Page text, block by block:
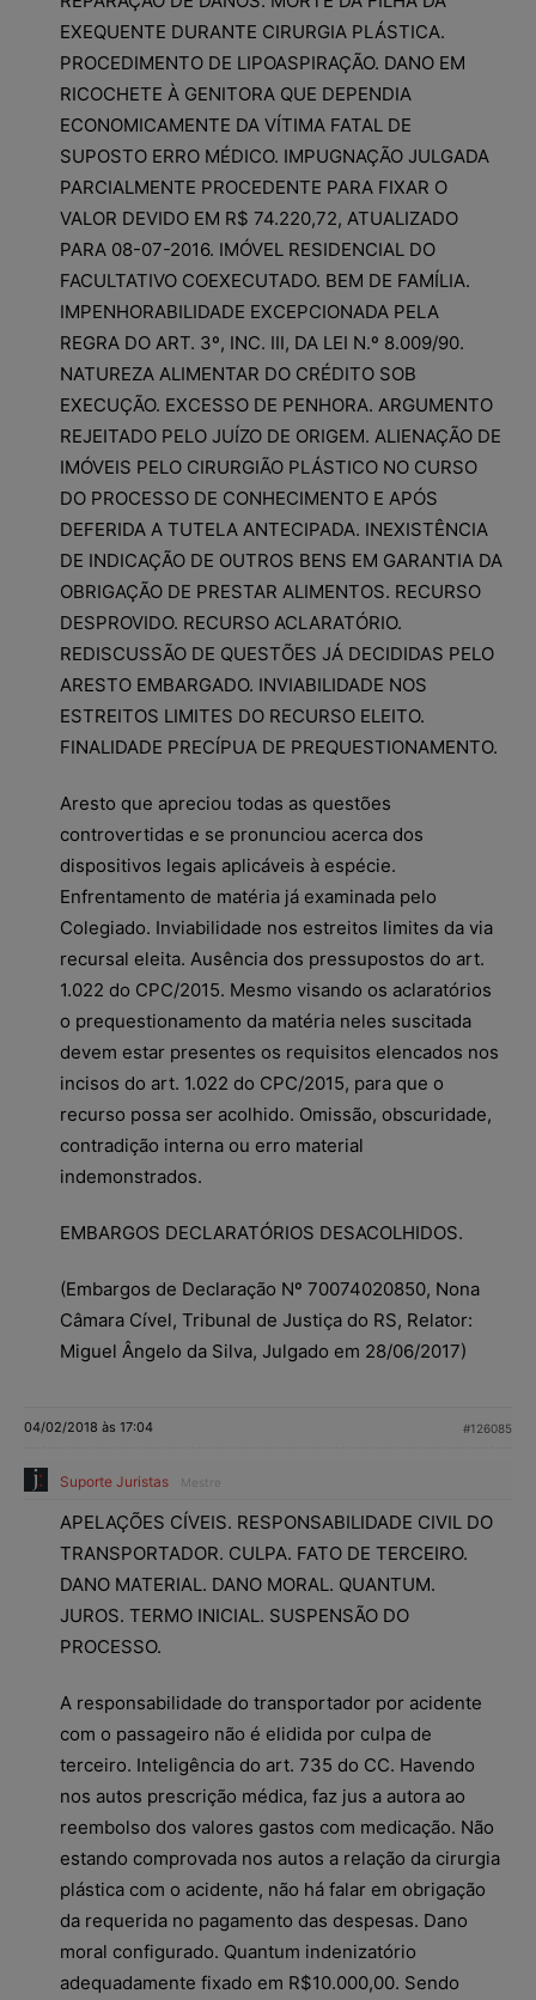
EXEQUENTE DURANTE CIRURGIA PLÁSTICA.
PROCEDIMENTO DE LIPOASPIRAÇÃO. DANO EM
RICOCHETE À GENITORA QUE DEPENDIA
ECONOMICAMENTE DA VÍTIMA FATAL DE
SUPOSTO ERRO MÉDICO. IMPUGNAÇÃO JULGADA
PARCIALMENTE PROCEDENTE PARA FIXAR O
VALOR DEVIDO EM R$ 74.220,72, ATUALIZADO
PARA 08-07-2016. IMÓVEL RESIDENCIAL DO
FACULTATIVO COEXECUTADO. BEM DE FAMÍLIA.
IMPENHORABILIDADE EXCEPCIONADA PELA
REGRA DO ART. 3º, INC. III, DA LEI N.º 8.009/90.
NATUREZA ALIMENTAR DO CRÉDITO SOB
EXECUÇÃO. EXCESSO DE PENHORA. ARGUMENTO
REJEITADO PELO JUÍZO DE ORIGEM. ALIENAÇÃO DE
IMÓVEIS PELO CIRURGIÃO PLÁSTICO NO CURSO
DO PROCESSO DE CONHECIMENTO E APÓS
DEFERIDA A TUTELA ANTECIPADA. INEXISTÊNCIA
DE INDICAÇÃO DE OUTROS BENS EM GARANTIA DA
OBRIGAÇÃO DE PRESTAR ALIMENTOS. RECURSO
DESPROVIDO. RECURSO ACLARATÓRIO.
REDISCUSSÃO DE QUESTÕES JÁ DECIDIDAS PELO
ARESTO EMBARGADO. INVIABILIDADE NOS
ESTREITOS LIMITES DO RECURSO ELEITO.
FINALIDADE PRECÍPUA DE PREQUESTIONAMENTO.
Aresto que apreciou todas as questões
controvertidas e se pronunciou acerca dos
dispositivos legais aplicáveis à espécie.
Enfrentamento de matéria já examinada pelo
Colegiado. Inviabilidade nos estreitos limites da via
recursal eleita. Ausência dos pressupostos do art.
1.022 do CPC/2015. Mesmo visando os aclaratórios
o prequestionamento da matéria neles suscitada
devem estar presentes os requisitos elencados nos
incisos do art. 1.022 do CPC/2015, para que o
recurso possa ser acolhido. Omissão, obscuridade,
contradição interna ou erro material
indemonstrados.
EMBARGOS DECLARATÓRIOS DESACOLHIDOS.
(Embargos de Declaração Nº 70074020850, Nona
Câmara Cível, Tribunal de Justiça do RS, Relator:
Miguel Ângelo da Silva, Julgado em 28/06/2017)
04/02/2018 às 17:04 #126085
Suporte Juristas Mestre
APELAÇÕES CÍVEIS. RESPONSABILIDADE CIVIL DO
TRANSPORTADOR. CULPA. FATO DE TERCEIRO.
DANO MATERIAL. DANO MORAL. QUANTUM.
JUROS. TERMO INICIAL. SUSPENSÃO DO
PROCESSO.
A responsabilidade do transportador por acidente
com o passageiro não é elidida por culpa de
terceiro. Inteligência do art. 735 do CC. Havendo
nos autos prescrição médica, faz jus a autora ao
reembolso dos valores gastos com medicação. Não
estando comprovada nos autos a relação da cirurgia
plástica com o acidente, não há falar em obrigação
da requerida no pagamento das despesas. Dano
moral configurado. Quantum indenizatório
adequadamente fixado em R$10.000,00. Sendo